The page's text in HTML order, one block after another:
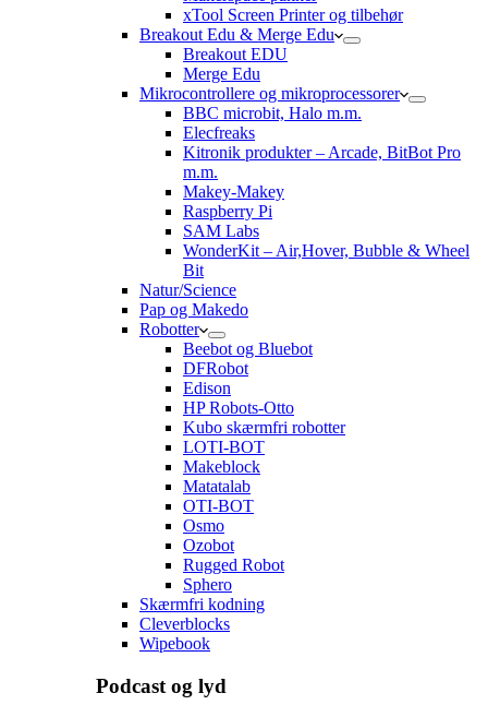
xTool Screen Printer og tilbehør
Breakout Edu & Merge Edu
Breakout EDU
Merge Edu
Mikrocontrollere og mikroprocessorer
BBC microbit, Halo m.m.
Elecfreaks
Kitronik produkter – Arcade, BitBot Pro
m.m.
Makey-Makey
Raspberry Pi
SAM Labs
WonderKit – Air,Hover, Bubble & Wheel
Bit
Natur/Science
Pap og Makedo
Robotter
Beebot og Bluebot
DFRobot
Edison
HP Robots-Otto
Kubo skærmfri robotter
LOTI-BOT
Makeblock
Matatalab
OTI-BOT
Osmo
Ozobot
Rugged Robot
Sphero
Skærmfri kodning
Cleverblocks
Wipebook
Podcast og lyd